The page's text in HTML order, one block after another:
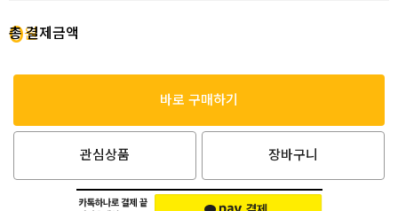
총 결제금액
0원
바로 구매하기
관심상품 장바구니